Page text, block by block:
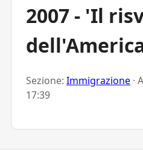
2007 - 'Il
Sezione: Immigrazione ·
17:39